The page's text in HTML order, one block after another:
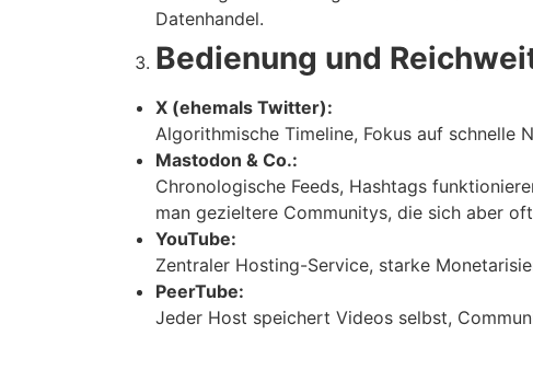
Datenhandel.
Bedienung und
X (ehemals Twitter):
Algorithmische Timeline, Fokus auf schnelle
Mastodon & Co.:
Chronologische Feeds, Hashtags
man gezieltere Communitys, die sich aber
YouTube:
Zentraler Hosting-Service, starke
PeerTube:
Jeder Host speichert Videos selbst,